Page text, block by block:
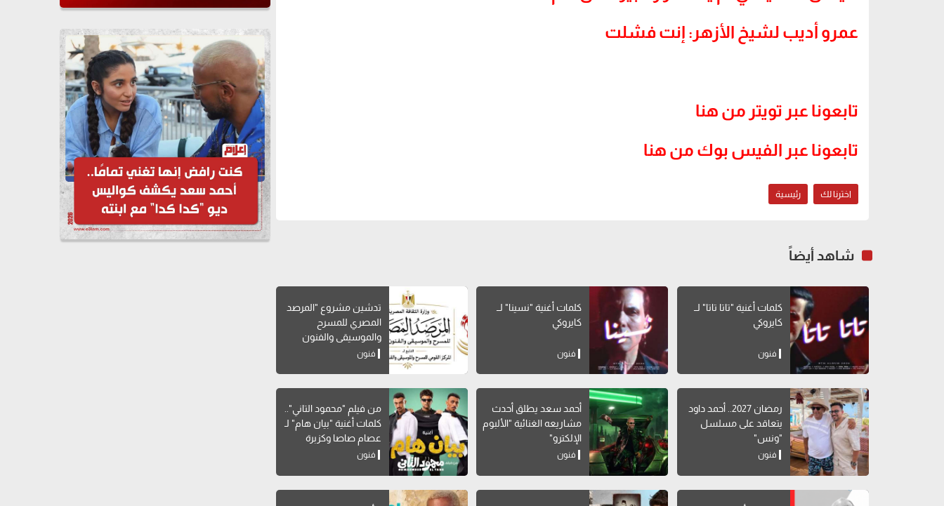
عمرو أديب لشيخ الأزهر: إنت فشلت
تابعونا عبر تويتر من هنا
تابعونا عبر الفيس بوك من هنا
اخترنا لك رئيسية
شاهد أيضاً
كلمات أغنية "تاتا تاتا" لــ
كايروكي
فنون
كلمات أغنية "نسينا" لــ
كايروكي
فنون
تدشين مشروع "المرصد
المصري للمسرح
والموسيقى والفنون
الشعبية"
فنون
رمضان 2027.. أحمد داود
يتعاقد على مسلسل
"ونس"
فنون
أحمد سعد يطلق أحدث
مشاريعه الغنائية "الألبوم
الإلكترو"
فنون
من فيلم "محمود التاني"..
كلمات أغنية "بيان هام" لـ
عصام صاصا وكزبرة
فنون